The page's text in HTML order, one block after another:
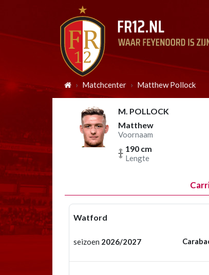
Matchcenter Matthew Pollock
M. POLLOCK
Matthew
Voornaam
190 cm
Lengte
Watford
seizoen 2026/2027